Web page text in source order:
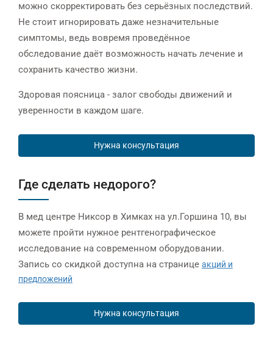
можно скорректировать без серьёзных последствий.
Не стоит игнорировать даже незначительные
симптомы, ведь вовремя проведённое
обследование даёт возможность начать лечение и
сохранить качество жизни.
Здоровая поясница - залог свободы движений и
уверенности в каждом шаге.
Нужна консультация
Где сделать недорого?
В мед центре Никсор в Химках на ул.Горшина 10, вы
можете пройти нужное рентгенографическое
исследование на современном оборудовании.
Запись со скидкой доступна на странице акций и
предложений
Нужна консультация